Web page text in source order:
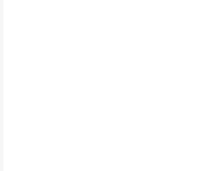
若您選擇三聯式或
若收到不良
所有退回及
品、附件、
由於透過電
訂購前請確